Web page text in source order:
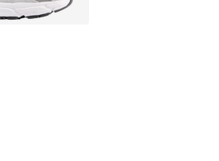
- [4 sur 5 étoiles], 56